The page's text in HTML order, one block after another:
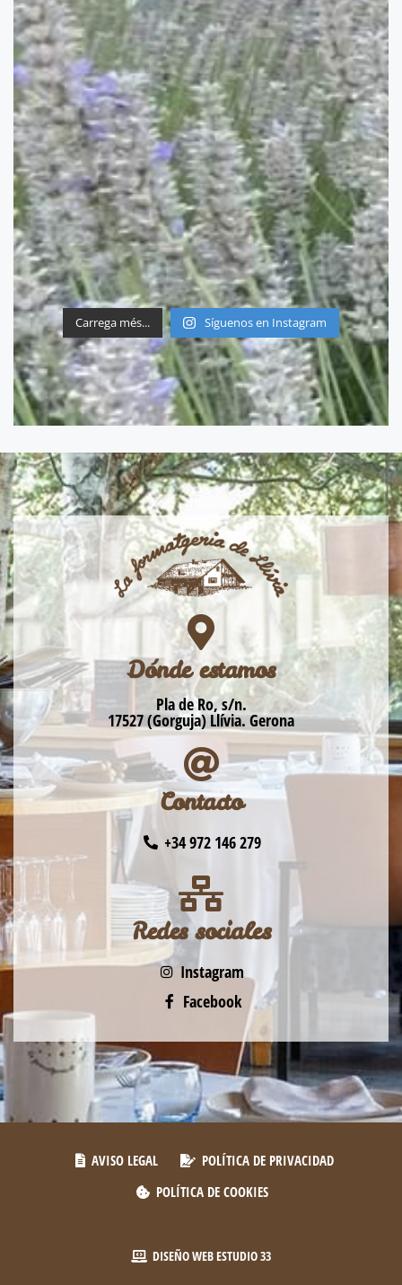
Carrega més... Síguenos en Instagram
Dónde estamos
Pla de Ro, s/n.
17527 (Gorguja) Llívia. Gerona
Contacto
+34 972 146 279
Redes sociales
Instagram
Facebook
AVISO LEGAL
POLÍTICA DE PRIVACIDAD
POLÍTICA DE COOKIES
DISEÑO WEBESTUDIO 33